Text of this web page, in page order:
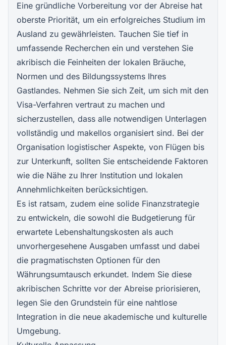
Eine gründliche Vorbereitung vor der Abreise hat
oberste Priorität, um ein erfolgreiches Studium im
Ausland zu gewährleisten. Tauchen Sie tief in
umfassende Recherchen ein und verstehen Sie
akribisch die Feinheiten der lokalen Bräuche,
Normen und des Bildungssystems Ihres
Gastlandes. Nehmen Sie sich Zeit, um sich mit den
Visa-Verfahren vertraut zu machen und
sicherzustellen, dass alle notwendigen Unterlagen
vollständig und makellos organisiert sind. Bei der
Organisation logistischer Aspekte, von Flügen bis
zur Unterkunft, sollten Sie entscheidende Faktoren
wie die Nähe zu Ihrer Institution und lokalen
Annehmlichkeiten berücksichtigen.
Es ist ratsam, zudem eine solide Finanzstrategie
zu entwickeln, die sowohl die Budgetierung für
erwartete Lebenshaltungskosten als auch
unvorhergesehene Ausgaben umfasst und dabei
die pragmatischsten Optionen für den
Währungsumtausch erkundet. Indem Sie diese
akribischen Schritte vor der Abreise priorisieren,
legen Sie den Grundstein für eine nahtlose
Integration in die neue akademische und kulturelle
Umgebung.